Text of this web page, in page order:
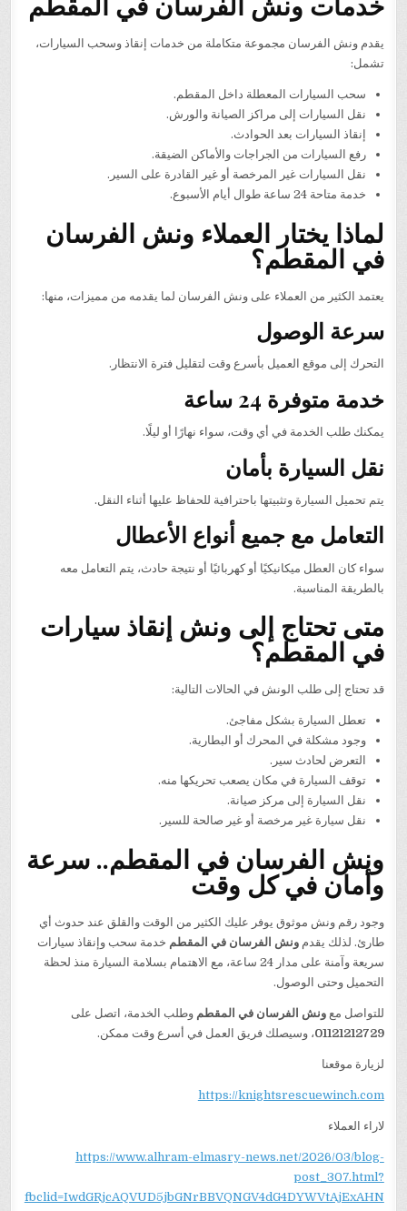
يقدم ونش الفرسان مجموعة متكاملة من خدمات إنقاذ وسحب السيارات،
تشمل:
سحب السيارات المعطلة داخل المقطم.
نقل السيارات إلى مراكز الصيانة والورش.
إنقاذ السيارات بعد الحوادث.
رفع السيارات من الجراجات والأماكن الضيقة.
نقل السيارات غير المرخصة أو غير القادرة على السير.
خدمة متاحة 24 ساعة طوال أيام الأسبوع.
لماذا يختار العملاء ونش الفرسان
في المقطم؟
يعتمد الكثير من العملاء على ونش الفرسان لما يقدمه من مميزات، منها:
سرعة الوصول
التحرك إلى موقع العميل بأسرع وقت لتقليل فترة الانتظار.
خدمة متوفرة 24 ساعة
يمكنك طلب الخدمة في أي وقت، سواء نهارًا أو ليلًا.
نقل السيارة بأمان
يتم تحميل السيارة وتثبيتها باحترافية للحفاظ عليها أثناء النقل.
التعامل مع جميع أنواع الأعطال
سواء كان العطل ميكانيكيًا أو كهربائيًا أو نتيجة حادث، يتم التعامل معه
بالطريقة المناسبة.
متى تحتاج إلى ونش إنقاذ سيارات
في المقطم؟
قد تحتاج إلى طلب الونش في الحالات التالية:
تعطل السيارة بشكل مفاجئ.
وجود مشكلة في المحرك أو البطارية.
التعرض لحادث سير.
توقف السيارة في مكان يصعب تحريكها منه.
نقل السيارة إلى مركز صيانة.
نقل سيارة غير مرخصة أو غير صالحة للسير.
ونش الفرسان في المقطم.. سرعة
وأمان في كل وقت
وجود رقم ونش موثوق يوفر عليك الكثير من الوقت والقلق عند حدوث أي
طارئ. لذلك يقدمونش الفرسان في المقطم خدمة سحب وإنقاذ سيارات
سريعة وآمنة على مدار 24 ساعة، مع الاهتمام بسلامة السيارة منذ لحظة
التحميل وحتى الوصول.
للتواصل معونش الفرسان في المقطم وطلب الخدمة، اتصل على
01121212729، وسيصلك فريق العمل في أسرع وقت ممكن.
لزيارة موقعنا
https://knightsrescuewinch.com
لاراء العملاء
https://www.alhram-elmasry-news.net/2026/03/blog-
post_307.html?
fbclid=IwdGRjcAQVUD5jbGNrBBVQNGV4dG4DYWVtAjExAHN